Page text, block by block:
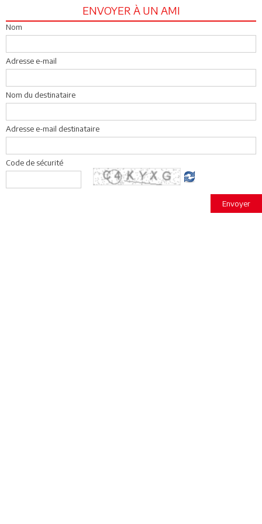
ENVOYER À UN AMI
Nom
Adresse e-mail
Nom du destinataire
Adresse e-mail destinataire
Code de sécurité
Envoyer